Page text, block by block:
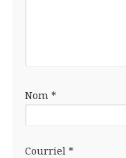
Nom *
Courriel *